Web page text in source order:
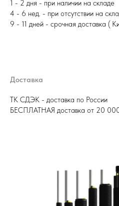
1 - 2 дня - при наличии на складе
4 - 6 нед. - при отсутствии на
9 - 11 дней - срочная доставка (
Доставка
ТК СДЭК - доставка по России
БЕСПЛАТНАЯ доставка от 20